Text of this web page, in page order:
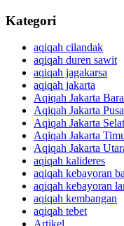
Kategori
aqiqah cilandak
aqiqah duren sawit
aqiqah jagakarsa
aqiqah jakarta
Aqiqah Jakarta
Aqiqah Jakarta
Aqiqah Jakarta
Aqiqah Jakarta
Aqiqah Jakarta
aqiqah kalideres
aqiqah kebayoran
aqiqah kebayoran
aqiqah kembangan
aqiqah tebet